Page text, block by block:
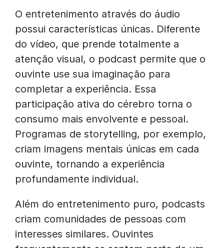
O entretenimento através do áudio
possui características únicas. Diferente
do vídeo, que prende totalmente a
atenção visual, o podcast permite que o
ouvinte use sua imaginação para
completar a experiência. Essa
participação ativa do cérebro torna o
consumo mais envolvente e pessoal.
Programas de storytelling, por exemplo,
criam imagens mentais únicas em cada
ouvinte, tornando a experiência
profundamente individual.
Além do entretenimento puro, podcasts
criam comunidades de pessoas com
interesses similares. Ouvintes